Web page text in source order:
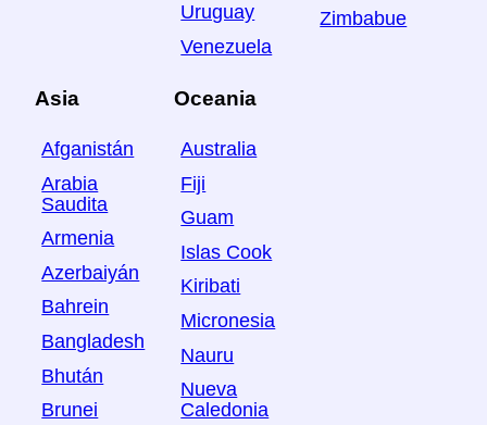
Uruguay
Venezuela
Zimbabue
Asia
Afganistán
Arabia
Saudita
Armenia
Azerbaiyán
Bahrein
Bangladesh
Bhután
Brunei
Oceania
Australia
Fiji
Guam
Islas Cook
Kiribati
Micronesia
Nauru
Nueva
Caledonia